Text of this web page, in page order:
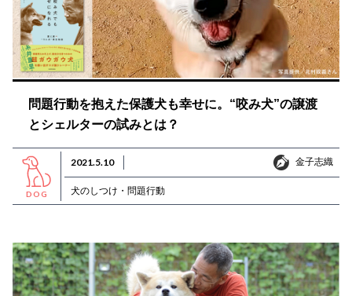
問題行動を抱えた保護犬も幸せに。“咬み犬”の譲渡
とシェルターの試みとは？
DOG
2021.5.10 金子志織
金子志織
犬のしつけ・問題行動